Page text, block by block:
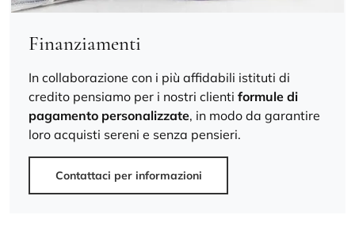
Finanziamenti
In collaborazione con i più affidabili istituti di
credito pensiamo per i nostri clienti formule di
pagamento personalizzate, in modo da garantire
loro acquisti sereni e senza pensieri.
Contattaci per informazioni